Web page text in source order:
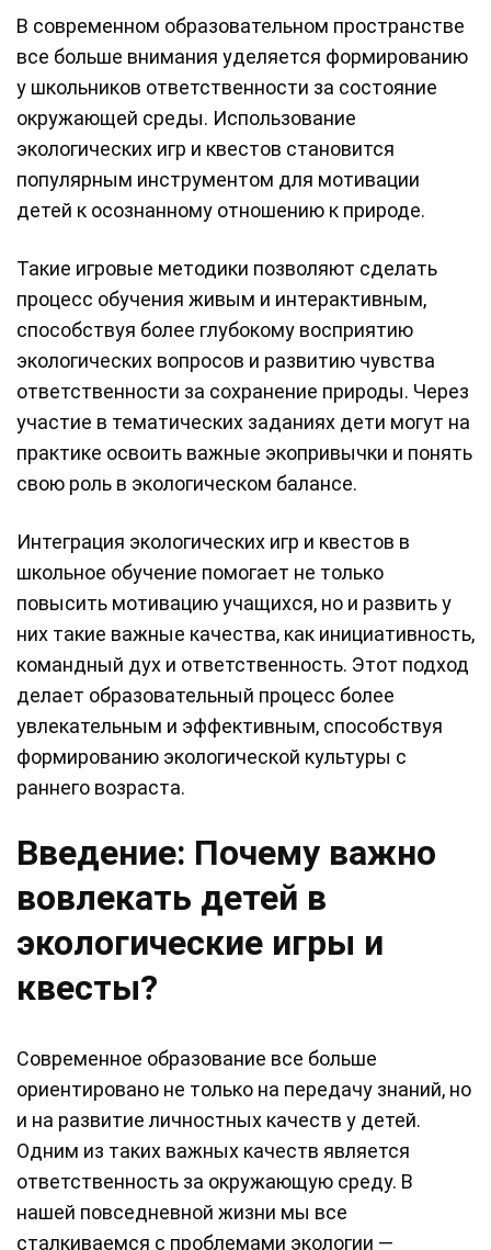
В современном образовательном пространстве
все больше внимания уделяется формированию
у школьников ответственности за состояние
окружающей среды. Использование
экологических игр и квестов становится
популярным инструментом для мотивации
детей к осознанному отношению к природе.
Такие игровые методики позволяют сделать
процесс обучения живым и интерактивным,
способствуя более глубокому восприятию
экологических вопросов и развитию чувства
ответственности за сохранение природы. Через
участие в тематических заданиях дети могут на
практике освоить важные экопривычки и понять
свою роль в экологическом балансе.
Интеграция экологических игр и квестов в
школьное обучение помогает не только
повысить мотивацию учащихся, но и развить у
них такие важные качества, как инициативность,
командный дух и ответственность. Этот подход
делает образовательный процесс более
увлекательным и эффективным, способствуя
формированию экологической культуры с
раннего возраста.
Введение: Почему важно
вовлекать детей в
экологические игры и
квесты?
Современное образование все больше
ориентировано не только на передачу знаний, но
и на развитие личностных качеств у детей.
Одним из таких важных качеств является
ответственность за окружающую среду. В
нашей повседневной жизни мы все
сталкиваемся с проблемами экологии —